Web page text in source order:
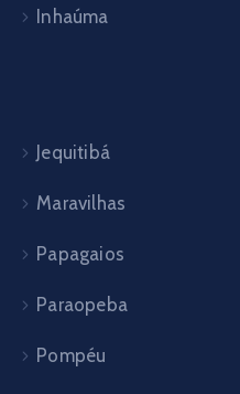
Inhaúma
Jequitibá
Maravilhas
Papagaios
Paraopeba
Pompéu